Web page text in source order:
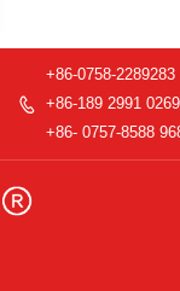

+86-0758-2289283
+86-189 2991 0269
+86- 0757-8588